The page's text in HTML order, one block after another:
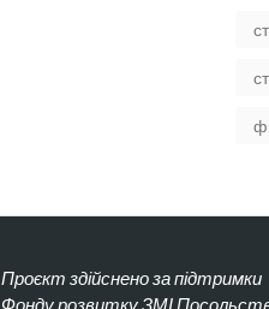
Проєкт здійснено за підтримки
Фонду розвитку ЗМІ